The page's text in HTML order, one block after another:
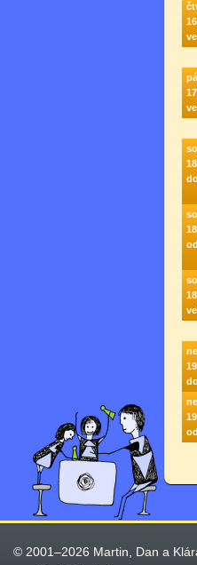
© 2001–2026 Martin, Dan a